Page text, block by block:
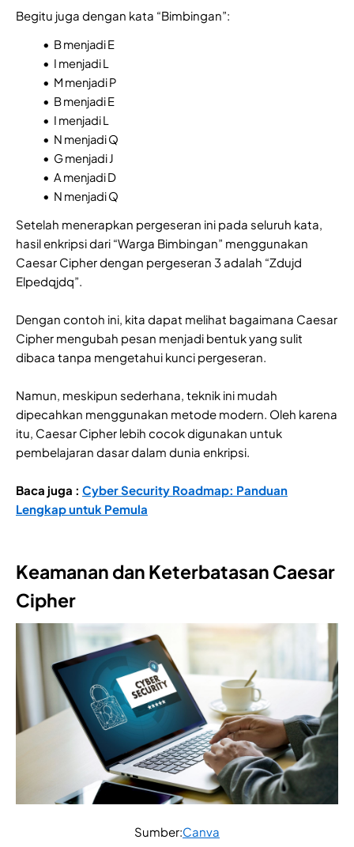
Begitu juga dengan kata “Bimbingan”:
B menjadi E
I menjadi L
M menjadi P
B menjadi E
I menjadi L
N menjadi Q
G menjadi J
A menjadi D
N menjadi Q
Setelah menerapkan pergeseran ini pada seluruh kata,
hasil enkripsi dari “Warga Bimbingan” menggunakan
Caesar Cipher dengan pergeseran 3 adalah “Zdujd
Elpedqjdq”.
Dengan contoh ini, kita dapat melihat bagaimana Caesar
Cipher mengubah pesan menjadi bentuk yang sulit
dibaca tanpa mengetahui kunci pergeseran.
Namun, meskipun sederhana, teknik ini mudah
dipecahkan menggunakan metode modern. Oleh karena
itu, Caesar Cipher lebih cocok digunakan untuk
pembelajaran dasar dalam dunia enkripsi.
Baca juga : Cyber Security Roadmap: Panduan
Lengkap untuk Pemula
Keamanan dan Keterbatasan Caesar
Cipher
Sumber:Canva